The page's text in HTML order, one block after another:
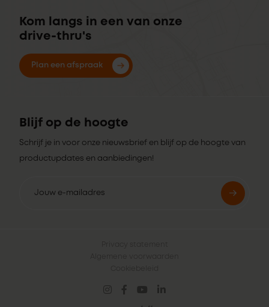
Kom langs in een van onze
drive-thru's
Plan een afspraak
Blijf op de hoogte
Schrijf je in voor onze nieuwsbrief en blijf op de hoogte van
productupdates en aanbiedingen!